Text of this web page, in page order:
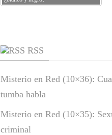
RSS
Misterio en Red (10×36):
tumba habla
Misterio en Red (10×35):
criminal